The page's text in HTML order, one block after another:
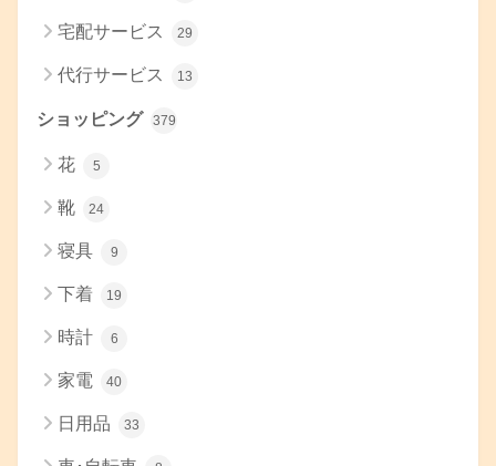
宅配サービス 29
代行サービス 13
ショッピング 379
花 5
靴 24
寝具 9
下着 19
時計 6
家電 40
日用品 33